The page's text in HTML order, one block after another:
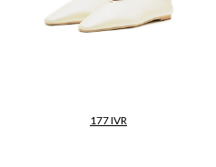
177 IVR